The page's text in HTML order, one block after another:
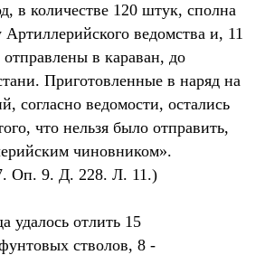
в количестве 120 штук, сполна
ведомства и, 11
отправлены в караван, до
Приготовленные в наряд на
согласно ведомости, остались
что нельзя было отправить,
чиновником».
Оп. 9. Д. 228. Л. 11.)
удалось отлить 15
стволов, 8 -